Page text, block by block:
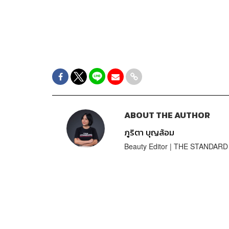
ABOUT THE AUTHOR
ภูริตา บุญล้อม
Beauty Editor | THE